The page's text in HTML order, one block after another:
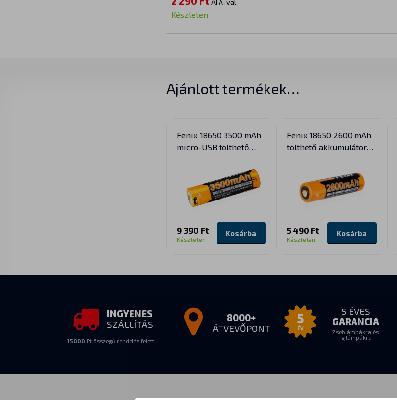
ÁFA-val
Készleten
Ajánlott termékek…
Fenix 18650 3500 mAh
micro-USB tölthető
9 390 Ft
Készleten
Kosárba
Fenix 18650 2600 mAh
tölthető akkumulátor
5 490 Ft
Készleten
Kosárba
INGYENES
SZÁLLÍTÁS
15000 Ftösszegű rendelés felett
8000+
ÁTVEVŐPONT
5
ÉV
5 ÉVES
GARANCIA
Zseblámpákra és
fejlámpákra